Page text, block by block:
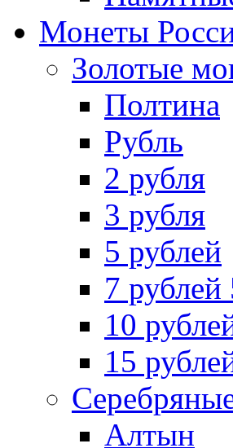
Монеты
Золотые
Полтина
Рубль
2 рубля
3 рубля
5 рублей
7 рублей
10
15
Алтын